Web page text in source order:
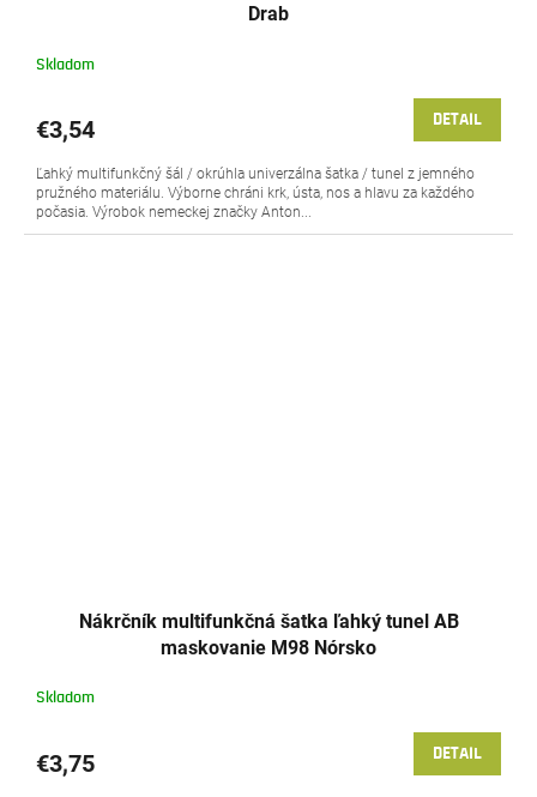
Drab
Skladom
€3,54 DETAIL
Ľahký multifunkčný šál / okrúhla univerzálna šatka / tunel z jemného
pružného materiálu. Výborne chráni krk, ústa, nos a hlavu za každého
počasia. Výrobok nemeckej značky Anton...
Nákrčník multifunkčná šatka ľahký tunel AB
maskovanie M98 Nórsko
Skladom
€3,75 DETAIL